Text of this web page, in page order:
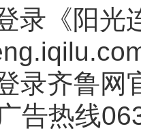
录《阳光
录齐鲁网
告热线